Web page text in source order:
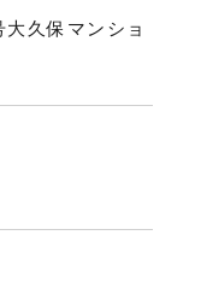
久保マンショ